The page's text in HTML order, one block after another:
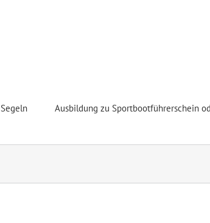
Segeln Ausbildung zu Sportbootführerschein